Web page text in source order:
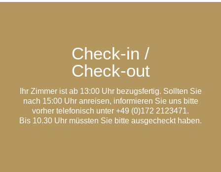
Check-in /
Check-out
Ihr Zimmer ist ab 13:00 Uhr bezugsfertig. Sollten Sie
nach 15:00 Uhr anreisen, informieren Sie uns bitte
vorher telefonisch unter +49 (0)172 2123471.
Bis 10.30 Uhr müssten Sie bitte ausgecheckt haben.